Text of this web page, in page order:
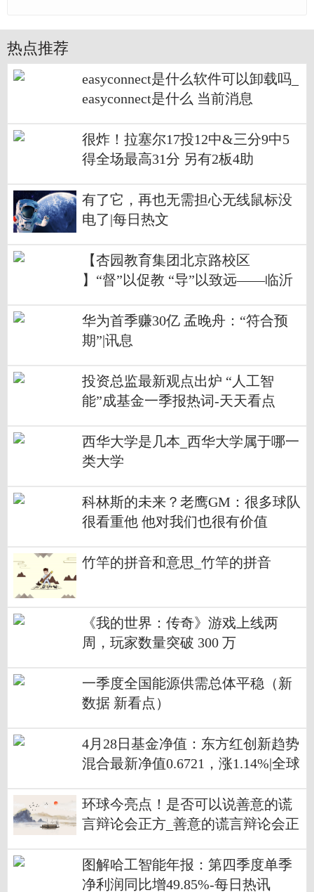
热点推荐
easyconnect是什么软件可以卸载吗_
easyconnect是什么 当前消息
很炸！拉塞尔17投12中&三分9中5
得全场最高31分 另有2板4助
有了它，再也无需担心无线鼠标没
电了|每日热文
【杏园教育集团北京路校区
】“督”以促教 “导”以致远——临沂
督导检查
华为首季赚30亿 孟晚舟：“符合预
期”|讯息
投资总监最新观点出炉 “人工智
能”成基金一季报热词-天天看点
西华大学是几本_西华大学属于哪一
类大学
科林斯的未来？老鹰GM：很多球队
很看重他 他对我们也很有价值
竹竿的拼音和意思_竹竿的拼音
《我的世界：传奇》游戏上线两
周，玩家数量突破 300 万
一季度全国能源供需总体平稳（新
数据 新看点）
4月28日基金净值：东方红创新趋势
混合最新净值0.6721，涨1.14%|全球
环球今亮点！是否可以说善意的谎
言辩论会正方_善意的谎言辩论会正
图解哈工智能年报：第四季度单季
净利润同比增49.85%-每日热讯